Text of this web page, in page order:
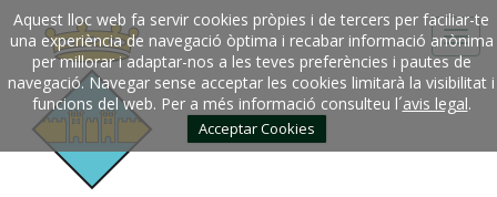
Aquest lloc web fa servir cookies pròpies i de tercers per faciliar-te
una experiència de navegació òptima i recabar informació anònima
per millorar i adaptar-nos a les teves preferències i pautes de
navegació. Navegar sense acceptar les cookies limitarà la visibilitat i
funcions del web. Per a més informació consulteu l´avis legal.
Acceptar Cookies